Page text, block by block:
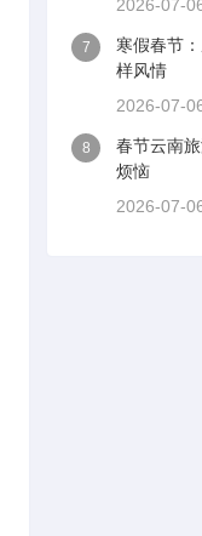
2026-07-
7
寒假春节
样风情
2026-07-
8
春节云南
烦恼
2026-07-